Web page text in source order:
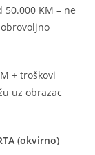
KM – ne
+ troškovi
uz obrazac
(okvirno)